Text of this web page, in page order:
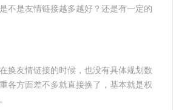
不是友情链接越多越好？还是有一定的
换友情链接的时候，也没有具体规划数
各方面差不多就直接换了，基本就是权